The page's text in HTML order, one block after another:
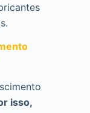
isso,